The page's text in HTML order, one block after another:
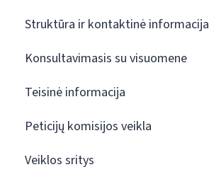
Struktūra ir kontaktinė informacija
Konsultavimasis su visuomene
Teisinė informacija
Peticijų komisijos veikla
Veiklos sritys